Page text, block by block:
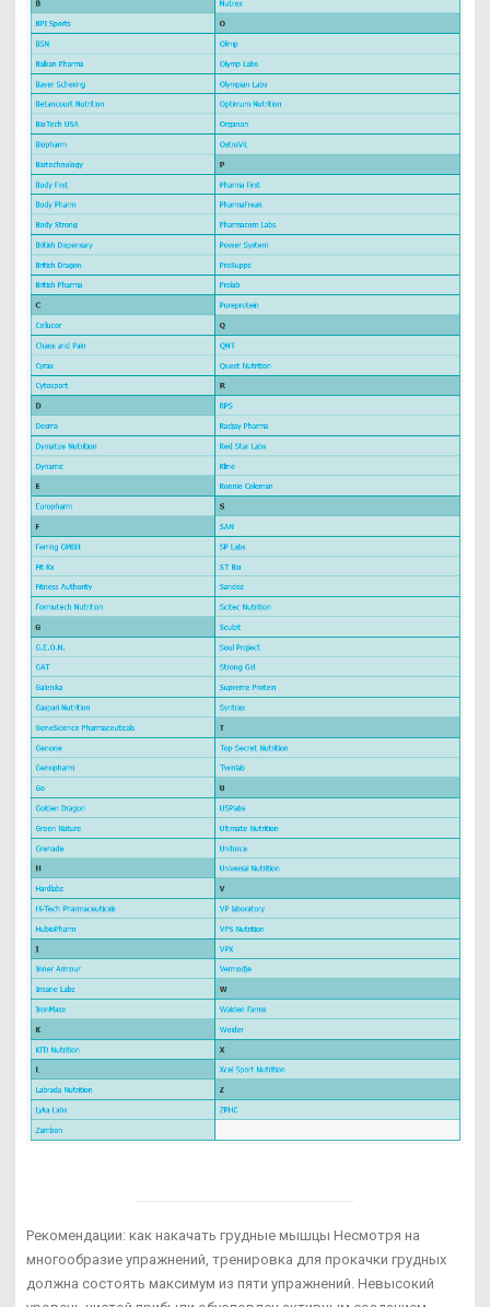
Рекомендации: как накачать грудные мышцы Несмотря на
многообразие упражнений, тренировка для прокачки грудных
должна состоять максимум из пяти упражнений. Невысокий